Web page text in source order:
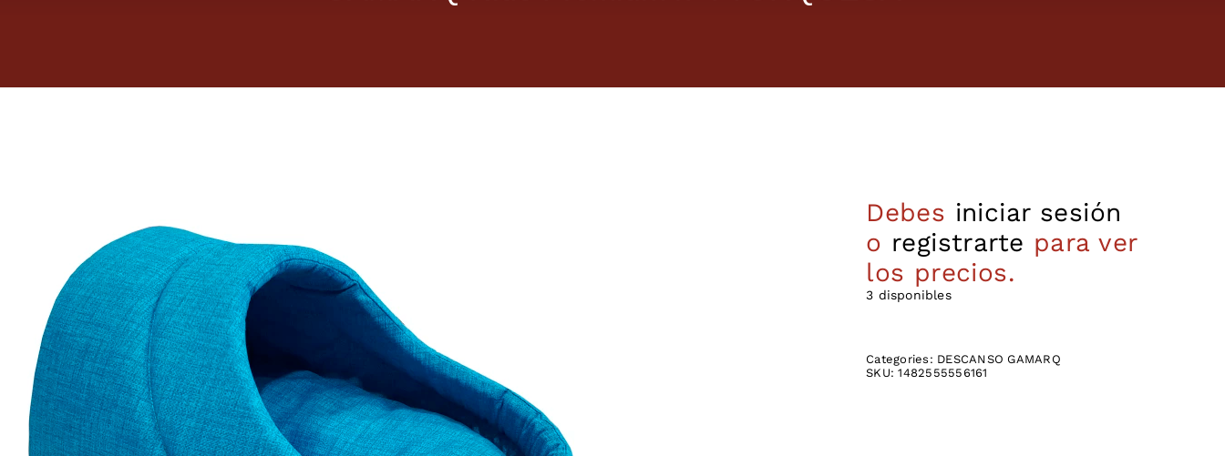
Debes iniciar sesión
o registrarte para ver
los precios.
3 disponibles
Categories: DESCANSO GAMARQ
SKU:1482555556161